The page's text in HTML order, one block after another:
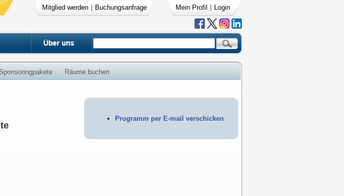
Mitglied werden Buchungsanfrage Mein Profil Login
Räume buchen
Programm per E-mail verschicken